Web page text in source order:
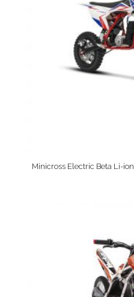
Minicross Electric Beta Li-ion